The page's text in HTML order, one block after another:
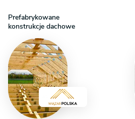
Prefabrykowane
konstrukcje dachowe